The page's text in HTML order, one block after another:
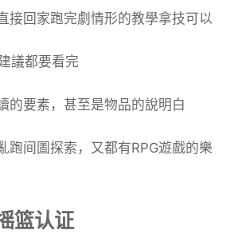
接回家跑完劇情形的教學拿技可以
議都要看完
的要素，甚至是物品的說明白
跑间圖探索，又都有RPG遊戲的樂
篮认证